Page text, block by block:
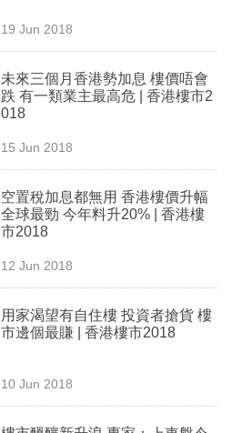
19 Jun 2018
未來三個月香港勢加息 樓價唔會
跌 有一類業主最高危 | 香港樓市2
018
15 Jun 2018
空置稅加息都無用 香港樓價升幅
全球最勁 今年料升20% | 香港樓
市2018
12 Jun 2018
用家渴望有自住樓 投資者搶貨 樓
市邊個最賺 | 香港樓市2018
10 Jun 2018